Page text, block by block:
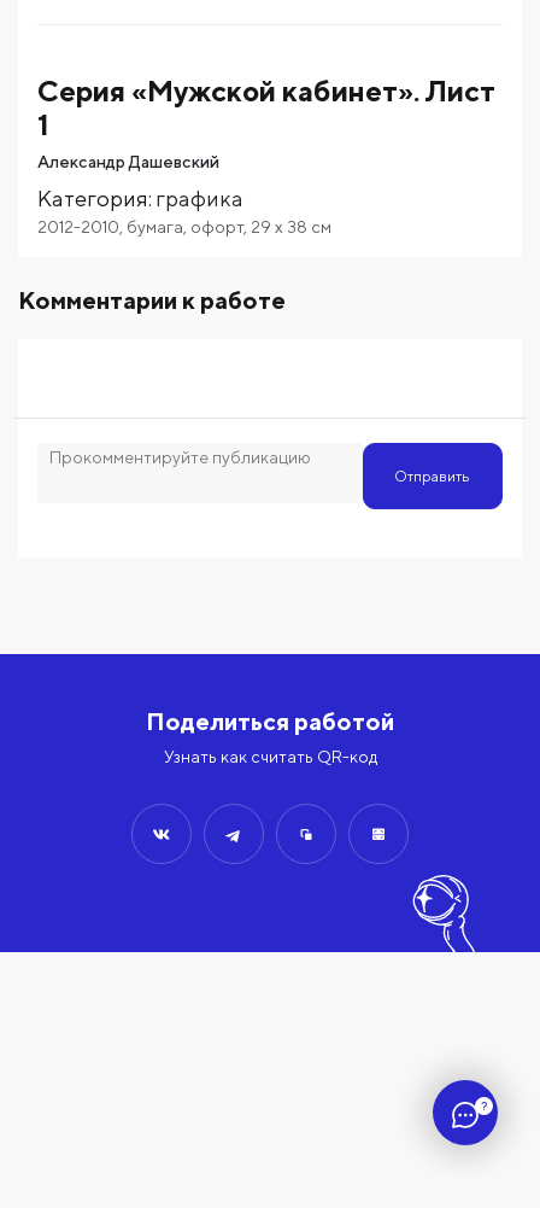
?
Серия «Мужской кабинет». Лист
1
Александр Дашевский
Категория: графика
2012-2010 бумага офорт, 29 x 38 см
Комментарии к работе
Отправить
Поделиться работой
Узнать как считать QR-код